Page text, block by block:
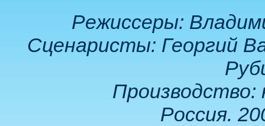
Режиссеры:
Сценаристы: Георгий
Россия.